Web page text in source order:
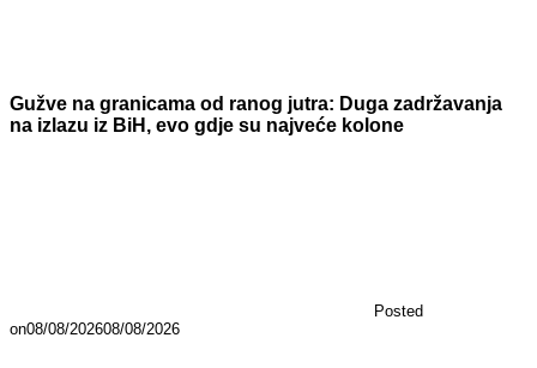
Gužve na granicama od ranog jutra: Duga zadržavanja
na izlazu iz BiH, evo gdje su najveće kolone
Posted
on08/08/202608/08/2026